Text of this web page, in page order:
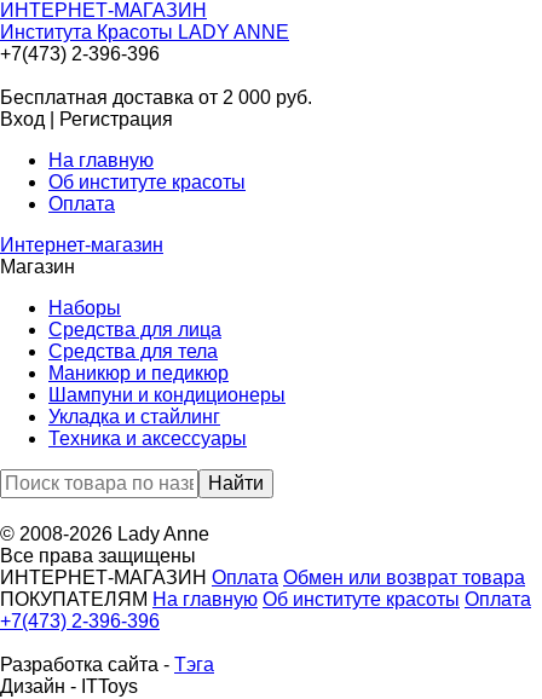
ИНТЕРНЕТ-МАГАЗИН
Института Красоты LADY ANNE
+7(473) 2-396-396
Бесплатная доставка от 2 000 руб.
Вход
Регистрация
На главную
Об институте красоты
Оплата
Интернет-магазин
Магазин
Наборы
Средства для лица
Средства для тела
Маникюр и педикюр
Шампуни и кондиционеры
Укладка и стайлинг
Техника и аксессуары
© 2008-2026 Lady Anne
Все права защищены
ИНТЕРНЕТ-МАГАЗИН Оплата Обмен или возврат товара
ПОКУПАТЕЛЯМ На главную Об институте красоты Оплата
+7(473) 2-396-396
Разработка сайта - Тэга
Дизайн - ITToys